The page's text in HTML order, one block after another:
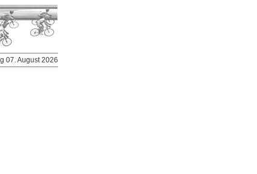
07. August 2026